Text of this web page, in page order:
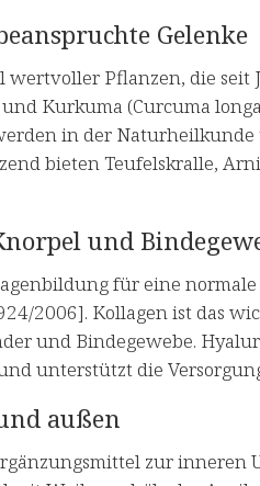
Gelenke
Pflanzen, die
Kurkuma (Curcuma
in der
bieten Teufelskralle,
und
für eine
2006]. Kollagen ist das
und Bindegewebe.
unterstützt die
außen
zur inneren